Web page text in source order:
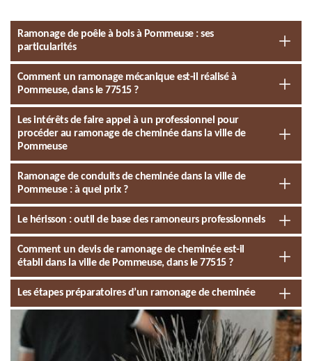
Ramonage de poêle à bois à Pommeuse : ses
particularités
Comment un ramonage mécanique est-il réalisé à
Pommeuse, dans le 77515 ?
Les intérêts de faire appel à un professionnel pour
procéder au ramonage de cheminée dans la ville de
Pommeuse
Ramonage de conduits de cheminée dans la ville de
Pommeuse : à quel prix ?
Le hérisson : outil de base des ramoneurs professionnels
Comment un devis de ramonage de cheminée est-il
établi dans la ville de Pommeuse, dans le 77515 ?
Les étapes préparatoires d’un ramonage de cheminée